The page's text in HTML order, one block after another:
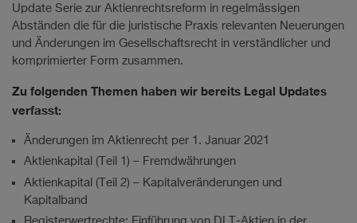
Update Serie zur Aktienrechtsreform in regelmässigen
Abständen die für die juristische Praxis relevanten Neuerungen
und Änderungen im Gesellschaftsrecht in verständlicher und
komprimierter Form zusammen.
Zu folgenden Themen haben wir bereits Legal Updates
verfasst:
Änderungen im Aktienrecht per 1. Januar 2021
Aktienkapital (Teil 1) – Fremdwährungen
Aktienkapital (Teil 2) – Kapitalveränderungen und
Kapitalband